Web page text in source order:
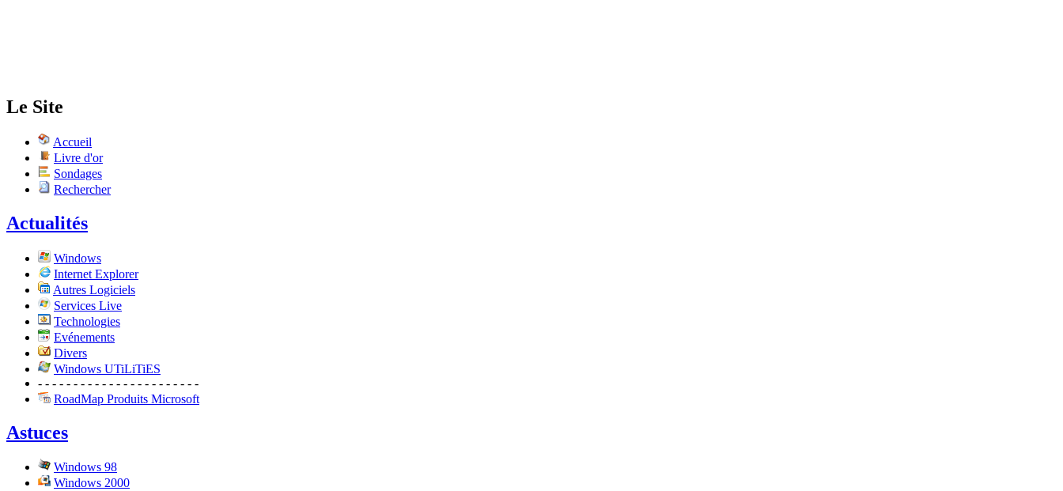
Le Site
Accueil
Livre d'or
Sondages
Rechercher
Actualités
Windows
Internet Explorer
Autres Logiciels
Services Live
Technologies
Evénements
Divers
Windows UTiLiTiES
- - - - - - - - - - - - - - - - - - - - - - -
RoadMap Produits Microsoft
Astuces
Windows 98
Windows 2000